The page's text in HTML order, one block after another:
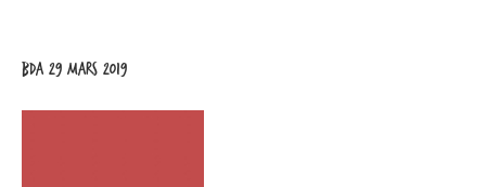
bda 29 mars 2019